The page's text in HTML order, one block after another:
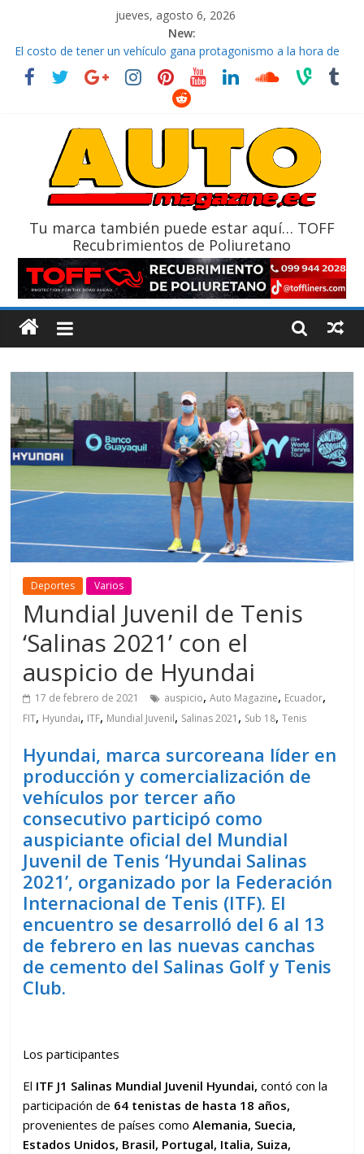
jueves, agosto 6, 2026
New:
El costo de tener un vehículo gana protagonismo a la hora de
decidir
Ultima película ‘Spider‑Man: Brand New Day’ pone en escena a
La Vuelta al Ecuador 2026, edición 47ª, recorre 7 provincias en 8
La FEDAK recibe 12 Sinotruk Bolden para cubrir las rutas de La
Tu marca también puede estar aquí… TOFF
Recubrimientos de Poliuretano
Deportes Varios
Mundial Juvenil de Tenis
‘Salinas 2021’ con el
auspicio de Hyundai
17 de febrero de 2021 auspicio,Auto Magazine, Ecuador,
FIT, Hyundai, ITF, Mundial Juvenil, Salinas 2021 , Sub 18,Tenis
Hyundai, marca surcoreana líder en
producción y comercialización de
vehículos por tercer año
consecutivo participó como
auspiciante oficial del Mundial
Juvenil de Tenis ‘Hyundai Salinas
2021’, organizado por la Federación
Internacional de Tenis (ITF). El
encuentro se desarrolló del 6 al 13
de febrero en las nuevas canchas
de cemento del Salinas Golf y Tenis
Club.
Los participantes
El ITF J1 Salinas Mundial Juvenil Hyundai, contó con la
participación de 64 tenistas de hasta 18 años,
provenientes de países comoAlemania, Suecia,
Estados Unidos, Brasil, Portugal, Italia, Suiza,